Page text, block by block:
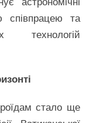
співпрацею та
технологій
стало ще